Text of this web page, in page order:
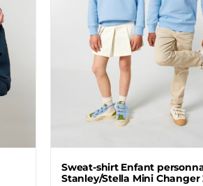
Sweat-shirt Enfant
Stanley/Stella Mini Changer